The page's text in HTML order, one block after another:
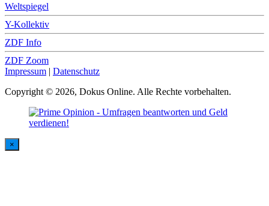
Weltspiegel
Y-Kollektiv
ZDF Info
ZDF Zoom
Impressum | Datenschutz
Copyright © 2026, Dokus Online. Alle Rechte vorbehalten.
×